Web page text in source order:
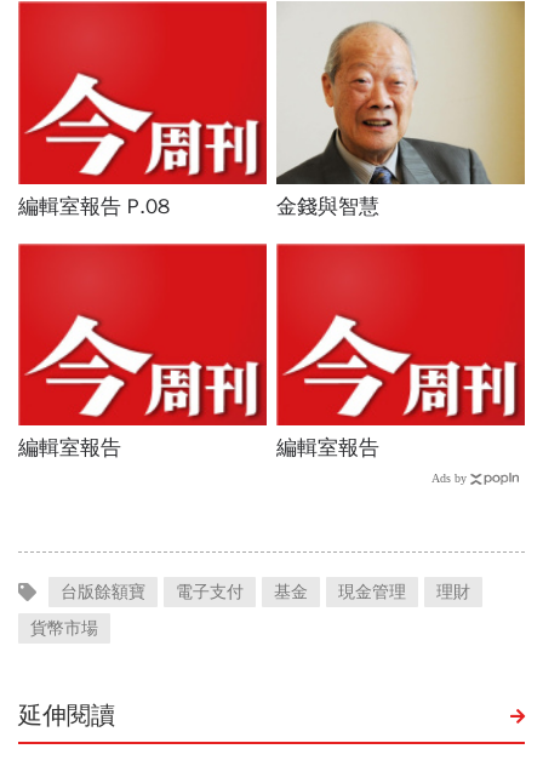
台版餘額寶 電子支付 基金 現金管理
理財
貨幣市場
延伸閱讀